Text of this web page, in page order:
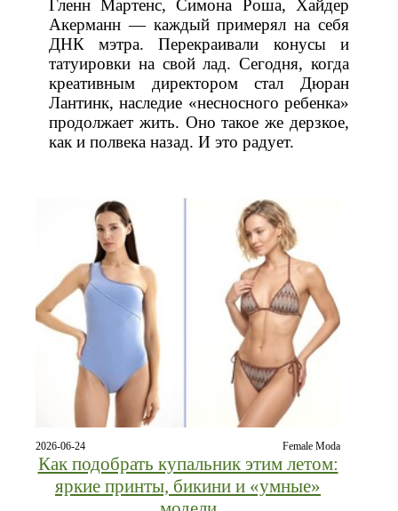
Гленн Мартенс, Симона Роша, Хайдер
Акерманн — каждый примерял на себя
ДНК мэтра. Перекраивали конусы и
татуировки на свой лад. Сегодня, когда
креативным директором стал Дюран
Лантинк, наследие «несносного ребенка»
продолжает жить. Оно такое же дерзкое,
как и полвека назад. И это радует.
2026-06-24 Female Moda
Как подобрать купальник этим летом:
яркие принты, бикини и «умные»